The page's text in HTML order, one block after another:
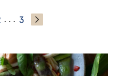
. . . 3